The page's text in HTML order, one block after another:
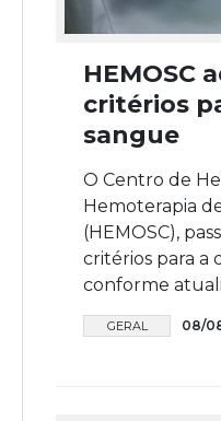
HEMOSC
critérios
sangue
O Centro de
Hemoterapia
(HEMOSC),
critérios para a
conforme
GERAL 08/